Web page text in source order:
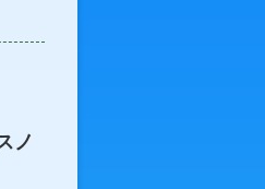
ノ